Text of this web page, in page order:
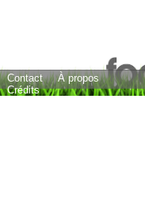
Contact
À propos
Crédits